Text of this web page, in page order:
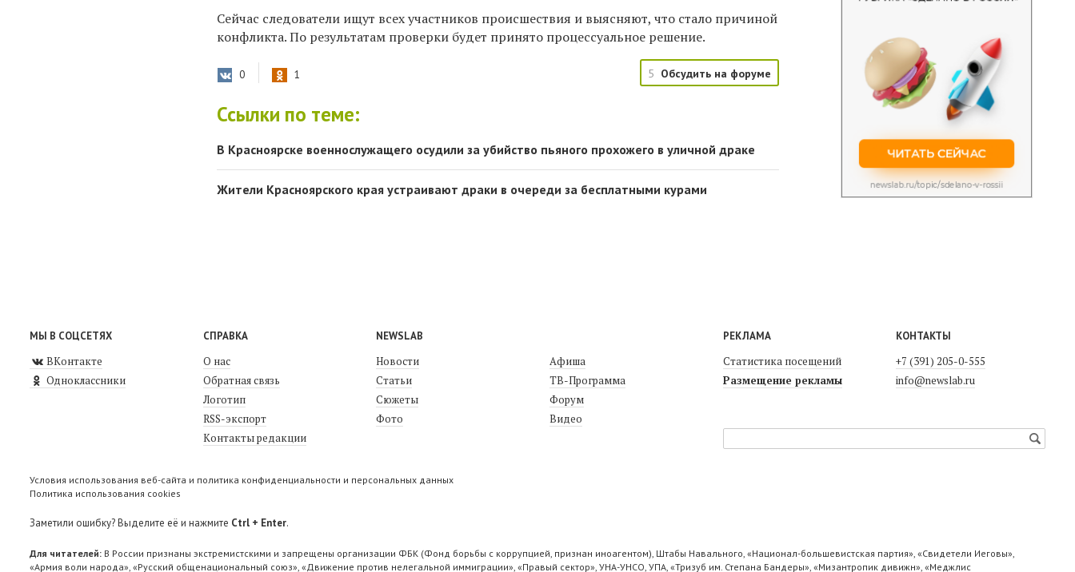
Сейчас следователи ищут всех участников происшествия и выясняют,что стало причиной
конфликта. По результатам проверки будет принято процессуальное решение.
0 1 5 Обсудить на форуме
Ссылки по теме:
В Красноярске военнослужащего осудили за убийство пьяного прохожего в уличной драке
Жители Красноярского края устраивают драки в очереди за бесплатными курами
МЫ В СОЦСЕТЯХ
ВКонтакте
Одноклассники
СПРАВКА
О нас
Обратная связь
Логотип
RSS-экспорт
Контакты редакции
NEWSLAB
Новости
Статьи
Сюжеты
Фото
Афиша
ТВ-Программа
Форум
Видео
РЕКЛАМА
Статистика посещений
Размещение рекламы
КОНТАКТЫ
+7 (391) 205-0-555
info@newslab.ru
Условия использования веб-сайта и политика конфиденциальности и персональных данных
Политика использования cookies
Заметили ошибку? Выделите её и нажмите Ctrl + Enter.
Для читателей: В России признаны экстремистскими и запрещены организации ФБК (Фонд борьбы с коррупцией, признан иноагентом), Штабы Навального, «Национал-большевистская партия», «Свидетели Иеговы»,
«Армия воли народа», «Русский общенациональный союз», «Движение против нелегальной иммиграции», «Правый сектор», УНА-УНСО, УПА, «Тризуб им. Степана Бандеры», «Мизантропик дивижн», «Меджлис